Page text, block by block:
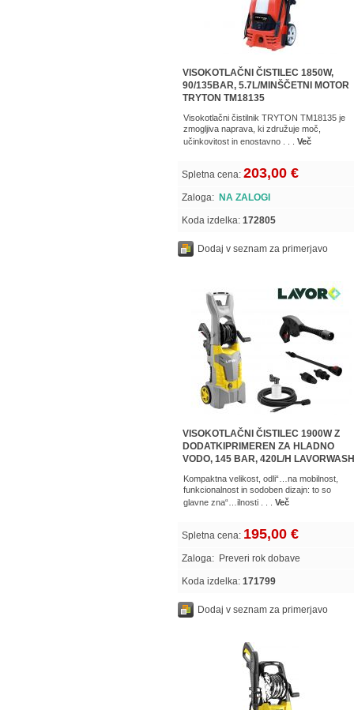
VISOKOTLAČNI ČISTILEC 1850W,
90/135BAR, 5.7L/MINŠČETNI MOTOR
TRYTON TM18135
Visokotlačni čistilnik TRYTON TM18135 je
zmogljiva naprava, ki združuje moč,
učinkovitost in enostavno . . . Več
Spletna cena: 203,00 €
Zaloga: NA ZALOGI
Koda izdelka: 172805
Dodaj v seznam za primerjavo
VISOKOTLAČNI ČISTILEC 1900W Z
DODATKIPRIMEREN ZA HLADNO
VODO, 145 BAR, 420L/H LAVORWASH
Kompaktna velikost, odli“…na mobilnost,
funkcionalnost in sodoben dizajn: to so
glavne zna“…ilnosti . . . Več
Spletna cena: 195,00 €
Zaloga: Preveri rok dobave
Koda izdelka: 171799
Dodaj v seznam za primerjavo